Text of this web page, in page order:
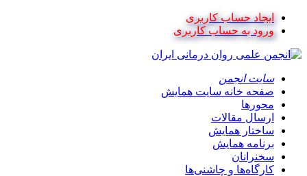
ایجاد حساب کاربری
ورود به حساب کاربری
سایت انجمن
صفحه خانه سایت همایش
محورها
ارسال مقالات
ساختار همایش
برنامه همایش
سخنرانان
کارگاه‌ها و چاشنی‌ها